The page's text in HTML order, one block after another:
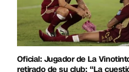
Oficial: Jugador de La
retirado de su club: “La